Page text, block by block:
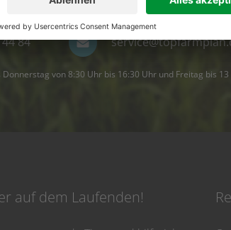
84
von 8:30 Uhr bis 16:30 Uhr und Freitag bis
auf dem Laufenden!